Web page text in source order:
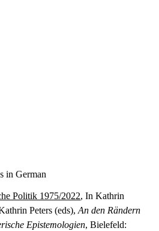
in German
Politik 1975/2022, InKathrin
Peters (eds),An den Rändern
Epistemologien, Bielefeld: